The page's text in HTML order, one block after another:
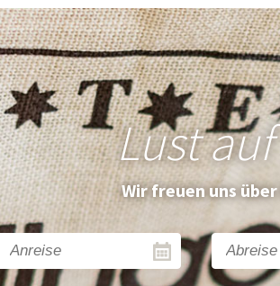
Lust
Wir freuen uns